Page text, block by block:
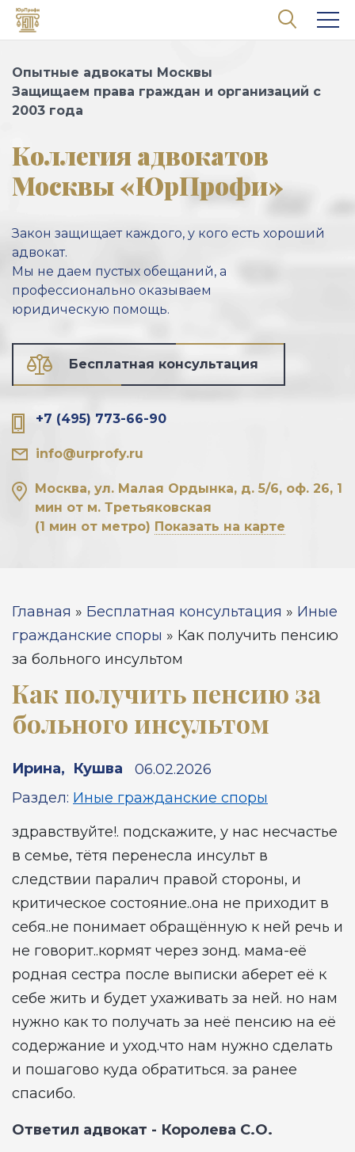
Опытные адвокаты Москвы
Защищаем права граждан и организаций с
2003 года
Коллегия адвокатов
Москвы «ЮрПрофи»
Закон защищает каждого, у кого есть хороший
адвокат.
Мы не даем пустых обещаний, а
профессионально оказываем
юридическую помощь.
Бесплатная консультация
+7 (495) 773-66-90
info@urprofy.ru
Москва, ул. Малая Ордынка, д. 5/6, оф. 26, 1
мин от м. Третьяковская
(1 мин от метро) Показать на карте
Вы здесь
Главная » Бесплатная консультация » Иные
гражданские споры » Как получить пенсию
за больного инсультом
Как получить пенсию за
больного инсультом
Ирина, Кушва
06.02.2026
Раздел: Иные гражданские споры
здравствуйте!. подскажите, у нас несчастье
в семье, тётя перенесла инсульт в
следствии паралич правой стороны, и
критическое состояние..она не приходит в
себя..не понимает обращённую к ней речь и
не говорит..кормят через зонд. мама-её
родная сестра после выписки аберет её к
себе жить и будет ухаживать за ней. но нам
нужно как то получать за неё пенсию на её
содержание и уход.что нам нужно сделать
и пошагово куда обратиться. за ранее
спасибо.
Ответил адвокат - Королева С.О.